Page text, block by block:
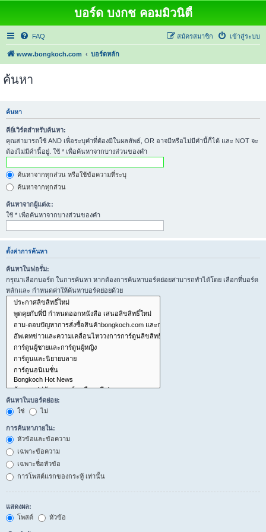
บอร์ด บงกช คอมมิวนิตี้
FAQ เข้าสู่ระบบ
สมัครสมาชิก
www.bongkoch.com บอร์ดหลัก
ค้นหา
ค้นหา
คีย์เวิร์ดสำหรับค้นหา:
คุณสามารถใช้ AND เพื่อระบุคำที่ต้องมีในผลลัพธ์, OR อาจมีหรือไม่มีคำนี้ก็ได้ และ NOT จะ
ต้องไม่มีคำนี้อยู่. ใช้ * เพื่อค้นหาจากบางส่วนของคำ
ค้นหาจากทุกส่วน หรือใช้ข้อความที่ระบุ
ค้นหาจากทุกส่วน
ค้นหาจากผู้แต่ง::
ใช้ * เพื่อค้นหาจากบางส่วนของคำ
ตั้งค่าการค้นหา
ค้นหาในฟอรั่ม:
กรุณาเลือกบอร์ด ในการค้นหา หากต้องการค้นหาบอร์ดย่อยสามารถทำได้โดย เลือกที่บอร์ด
หลักและ กำหนดค่าให้ค้นหาบอร์ดย่อยด้วย
ค้นหาในบอร์ดย่อย:
ใช่
ไม่
การค้นหาภายใน:
หัวข้อและข้อความ
เฉพาะข้อความ
เฉพาะชื่อหัวข้อ
การโพสต์แรกของกระทู้ เท่านั้น
แสดงผล:
โพสต์
หัวข้อ